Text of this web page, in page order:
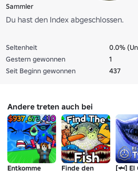
Sammler
Du hast den Index abgeschlossen.
Seltenheit
0.0%
Gestern gewonnen
1
Seit Beginn gewonnen
437
Andere treten auch bei
Entkomme
Finde den
[🦈] El